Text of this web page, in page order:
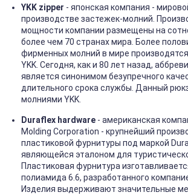
YKK zipper - японская компания -
производстве застежек-молний.
мощности компании размещены на
более чем 70 странах мира. Более
фирменных молний в мире
YKK. Сегодня, как и 80 лет назад,
является синонимом безупречного
длительного срока службы. Данный
молниями YKK.
Duraflex hardware - американская
Molding Corporation - крупнейший
пластиковой фурнитуры под маркой
являющейся эталоном для
Пластиковая фурнитура
полиамида 6.6, разработанного
Изделия выдерживают значительные